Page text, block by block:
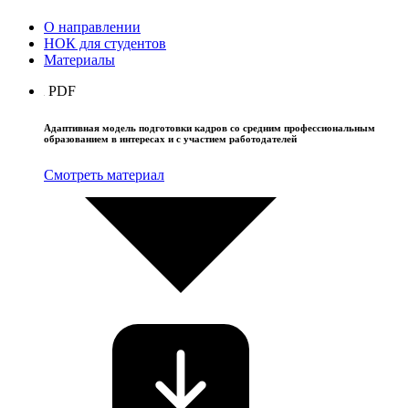
О направлении
НОК для студентов
Материалы
PDF
Адаптивная модель подготовки кадров со средним профессиональным
образованием в интересах и с участием работодателей
Смотреть материал